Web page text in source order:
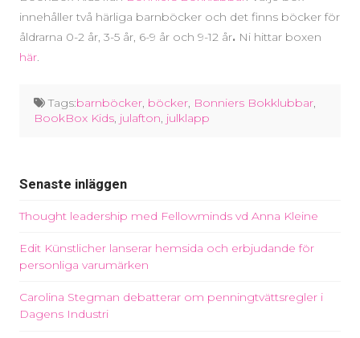
innehåller två härliga barnböcker och det finns böcker för
åldrarna 0-2 år, 3-5 år, 6-9 år och 9-12 år. Ni hittar boxen
här.
Tags:barnböcker, böcker, Bonniers Bokklubbar,
BookBox Kids, julafton, julklapp
Senaste inläggen
Thought leadership med Fellowminds vd Anna Kleine
Edit Künstlicher lanserar hemsida och erbjudande för
personliga varumärken
Carolina Stegman debatterar om penningtvättsregler i
Dagens Industri